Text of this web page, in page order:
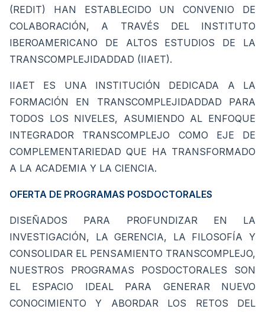
(REDIT) HAN ESTABLECIDO UN CONVENIO DE
COLABORACIÓN, A TRAVÉS DEL INSTITUTO
IBEROAMERICANO DE ALTOS ESTUDIOS DE LA
TRANSCOMPLEJIDADDAD (IIAET).
IIAET ES UNA INSTITUCIÓN DEDICADA A LA
FORMACIÓN EN TRANSCOMPLEJIDADDAD PARA
TODOS LOS NIVELES, ASUMIENDO AL ENFOQUE
INTEGRADOR TRANSCOMPLEJO COMO EJE DE
COMPLEMENTARIEDAD QUE HA TRANSFORMADO
A LA ACADEMIA Y LA CIENCIA.
OFERTA DE PROGRAMAS POSDOCTORALES
DISEÑADOS PARA PROFUNDIZAR EN LA
INVESTIGACIÓN, LA GERENCIA, LA FILOSOFÍA Y
CONSOLIDAR EL PENSAMIENTO TRANSCOMPLEJO,
NUESTROS PROGRAMAS POSDOCTORALES SON
EL ESPACIO IDEAL PARA GENERAR NUEVO
CONOCIMIENTO Y ABORDAR LOS RETOS DEL